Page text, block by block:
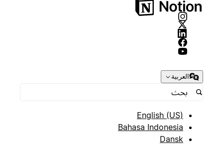
العربية
English (US)
Bahasa Indonesia
Dansk